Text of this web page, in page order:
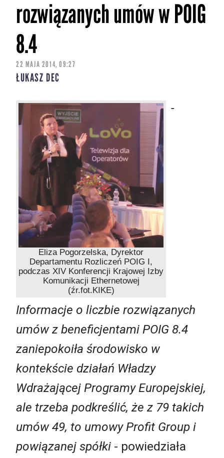
rozwiązanych umów w POIG
8.4
22 MAJA 2014, 09:27
ŁUKASZ DEC
Eliza Pogorzelska, Dyrektor
Departamentu Rozliczeń POIG I,
podczas XIV Konferencji Krajowej Izby
Komunikacji Ethernetowej
(źr.fot.KIKE)
-
Informacje o liczbie rozwiązanych
umów z beneficjentami POIG 8.4
zaniepokoiła środowisko w
kontekście działań Władzy
Wdrażającej Programy Europejskiej,
ale trzeba podkreślić, że z 79 takich
umów 49, to umowy Profit Group i
powiązanej spółki - powiedziała